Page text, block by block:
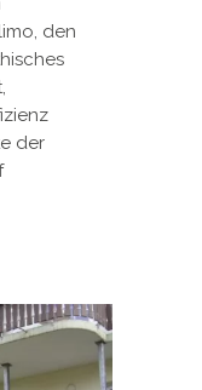
den
der